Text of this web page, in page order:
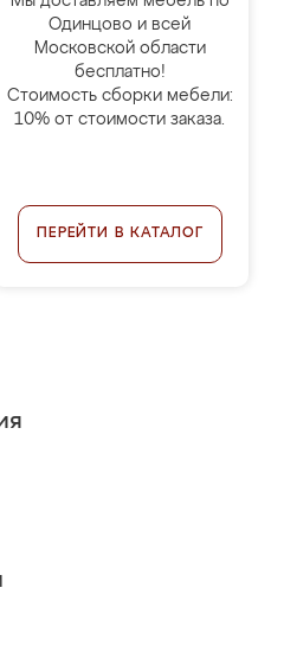
Одинцово и всей
Московской области
бесплатно!
Стоимость сборки мебели:
10% от стоимости заказа.
ПЕРЕЙТИ В КАТАЛОГ